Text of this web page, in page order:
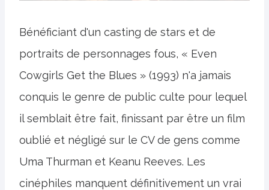
Bénéficiant d'un casting de stars et de
portraits de personnages fous, « Even
Cowgirls Get the Blues » (1993) n'a jamais
conquis le genre de public culte pour lequel
il semblait être fait, finissant par être un film
oublié et négligé sur le CV de gens comme
Uma Thurman et Keanu Reeves. Les
cinéphiles manquent définitivement un vrai